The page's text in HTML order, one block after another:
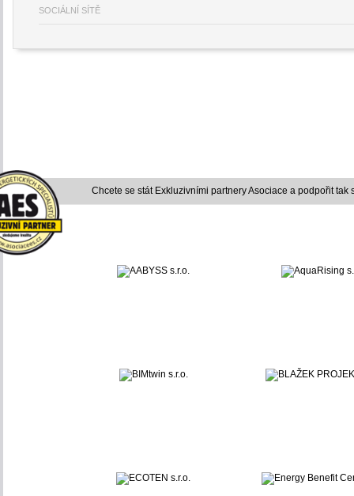
SOCIÁLNÍ SÍTĚ
Chcete se stát Exkluzivními partnery Asociace a podpořit tak